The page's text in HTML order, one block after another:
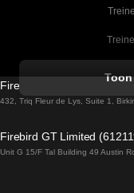
Firebird GT Limited (OC
432, Triq Fleur de Lys, Suite 1,
Firebird GT Limited
Unit G 15/F Tal Building 49 Austin